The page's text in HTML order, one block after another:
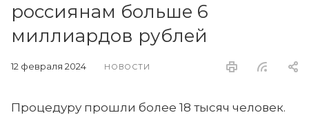
россиянам больше 6
миллиардов рублей
12 февраля 2024 НОВОСТИ
Процедуру прошли более 18 тысяч человек.